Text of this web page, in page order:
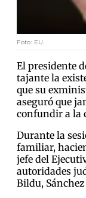
Foto: EU.
El presidente
tajante la
que su
aseguró que
confundir a la
Durante la
familiar,
jefe del
autoridades
Bildu,